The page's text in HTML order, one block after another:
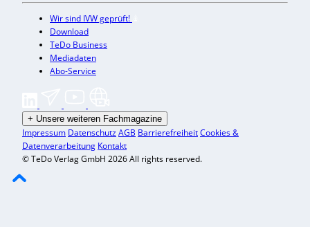
Wir sind IVW geprüft!
Download
TeDo Business
Mediadaten
Abo-Service
+ Unsere weiteren Fachmagazine
Impressum DatenschutzAGB BarrierefreiheitCookies &
Datenverarbeitung Kontakt
© TeDo Verlag GmbH 2026 All rights reserved.